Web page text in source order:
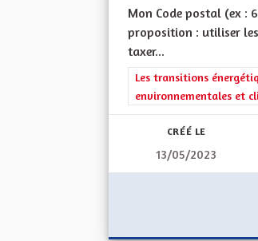
Mon Code postal (ex :
proposition : utiliser
taxer...
Filtrer les résultats de
Les transitions
environnementales et
CRÉÉ LE
13/05/2023